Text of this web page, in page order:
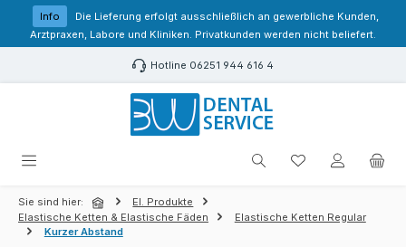
Zum Hauptinhalt springen
Info
Die Lieferung erfolgt ausschließlich an gewerbliche Kunden,
Arztpraxen, Labore und Kliniken. Privatkunden werden nicht beliefert.
Hotline 06251 944 616 4
Du hast 0
Sie sind hier:
El. Produkte
Elastische Ketten & Elastische Fäden
Elastische Ketten Regular
Kurzer Abstand